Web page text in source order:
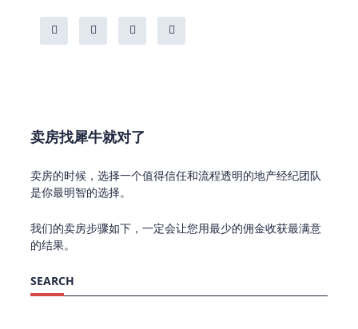
卖房找犀牛就对了
卖房的时候，选择一个值得信任和流程透明的地产经纪团队
是你最明智的选择。
我们的卖房步骤如下，一定会让您用最少的佣金收获最满意
的结果。
SEARCH